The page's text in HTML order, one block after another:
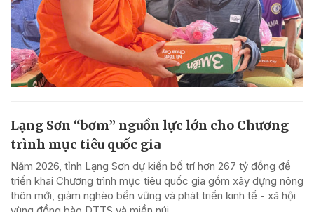
Lạng Sơn “bơm” nguồn lực lớn cho Chương
trình mục tiêu quốc gia
Năm 2026, tỉnh Lạng Sơn dự kiến bố trí hơn 267 tỷ đồng để
triển khai Chương trình mục tiêu quốc gia gồm xây dựng nông
thôn mới, giảm nghèo bền vững và phát triển kinh tế - xã hội